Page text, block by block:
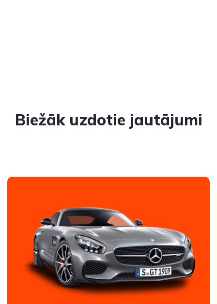
Biežāk uzdotie jautājumi